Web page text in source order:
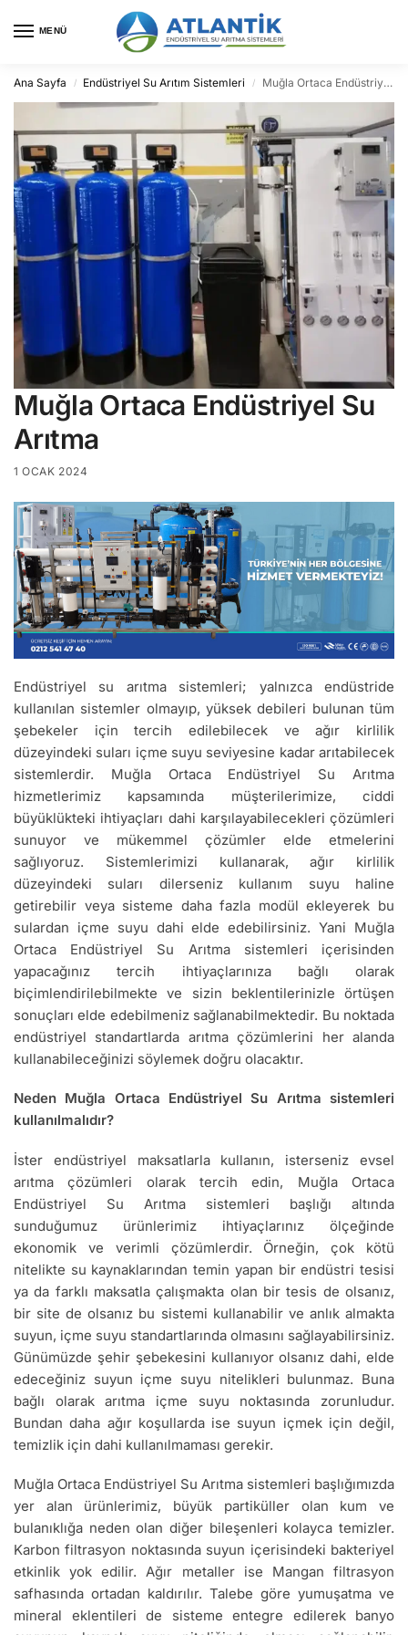
MENÜ
Ana Sayfa / Endüstriyel Su Arıtım Sistemleri / Muğla Ortaca Endüstriyel Su Arıtma
Muğla Ortaca Endüstriyel Su
Arıtma
1 OCAK 2024
Endüstriyel su arıtma sistemleri; yalnızca endüstride
kullanılan sistemler olmayıp, yüksek debileri bulunan tüm
şebekeler için tercih edilebilecek ve ağır kirlilik
düzeyindeki suları içme suyu seviyesine kadar arıtabilecek
sistemlerdir. Muğla Ortaca Endüstriyel Su Arıtma
hizmetlerimiz kapsamında müşterilerimize, ciddi
büyüklükteki ihtiyaçları dahi karşılayabilecekleri çözümleri
sunuyor ve mükemmel çözümler elde etmelerini
sağlıyoruz. Sistemlerimizi kullanarak, ağır kirlilik
düzeyindeki suları dilerseniz kullanım suyu haline
getirebilir veya sisteme daha fazla modül ekleyerek bu
sulardan içme suyu dahi elde edebilirsiniz. Yani Muğla
Ortaca Endüstriyel Su Arıtma sistemleri içerisinden
yapacağınız tercih ihtiyaçlarınıza bağlı olarak
biçimlendirilebilmekte ve sizin beklentilerinizle örtüşen
sonuçları elde edebilmeniz sağlanabilmektedir. Bu noktada
endüstriyel standartlarda arıtma çözümlerini her alanda
kullanabileceğinizi söylemek doğru olacaktır.
Neden Muğla Ortaca Endüstriyel Su Arıtma sistemleri
kullanılmalıdır?
İster endüstriyel maksatlarla kullanın, isterseniz evsel
arıtma çözümleri olarak tercih edin, Muğla Ortaca
Endüstriyel Su Arıtma sistemleri başlığı altında
sunduğumuz ürünlerimiz ihtiyaçlarınız ölçeğinde
ekonomik ve verimli çözümlerdir. Örneğin, çok kötü
nitelikte su kaynaklarından temin yapan bir endüstri tesisi
ya da farklı maksatla çalışmakta olan bir tesis de olsanız,
bir site de olsanız bu sistemi kullanabilir ve anlık almakta
suyun, içme suyu standartlarında olmasını sağlayabilirsiniz.
Günümüzde şehir şebekesini kullanıyor olsanız dahi, elde
edeceğiniz suyun içme suyu nitelikleri bulunmaz. Buna
bağlı olarak arıtma içme suyu noktasında zorunludur.
Bundan daha ağır koşullarda ise suyun içmek için değil,
temizlik için dahi kullanılmaması gerekir.
Muğla Ortaca Endüstriyel Su Arıtma sistemleri başlığımızda
yer alan ürünlerimiz, büyük partiküller olan kum ve
bulanıklığa neden olan diğer bileşenleri kolayca temizler.
Karbon filtrasyon noktasında suyun içerisindeki bakteriyel
etkinlik yok edilir. Ağır metaller ise Mangan filtrasyon
safhasında ortadan kaldırılır. Talebe göre yumuşatma ve
mineral eklentileri de sisteme entegre edilerek banyo